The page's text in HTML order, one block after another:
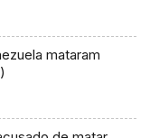
mataram